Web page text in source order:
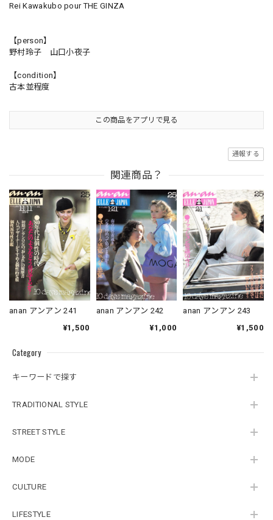
Category
キーワードで探す
TRADITIONAL STYLE
STREET STYLE
MODE
CULTURE
LIFESTYLE
Rei Kawakubo pour THE GINZA
【person】
野村玲子 山口小夜子
【condition】
古本並程度
この商品をアプリで見る
通報する
関連商品？
anan アンアン 241
¥1,500
anan アンアン 242
¥1,000
anan アンアン 243
¥1,500